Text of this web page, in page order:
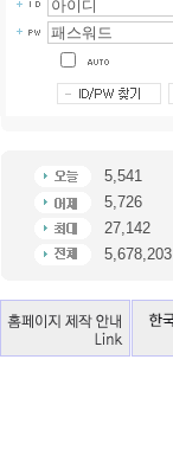
5,541
5,726
27,142
5,678,203